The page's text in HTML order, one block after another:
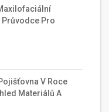
Pro
V Roce
Materiálů A